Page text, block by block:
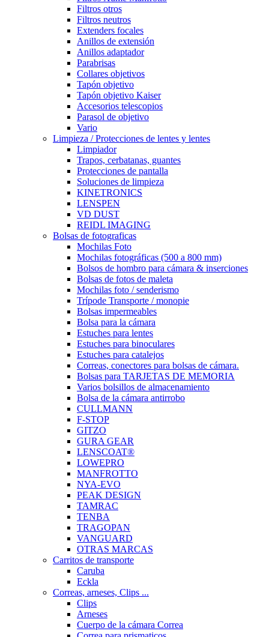
Filtros otros
Filtros neutros
Extenders focales
Anillos de extensión
Anillos adaptador
Parabrisas
Collares objetivos
Tapón objetivo
Tapón objetivo Kaiser
Accesorios telescopios
Parasol de objetivo
Vario
Limpieza / Protecciones de lentes y lentes
Limpiador
Trapos, cerbatanas, guantes
Protecciones de pantalla
Soluciones de limpieza
KINETRONICS
LENSPEN
VD DUST
REIDL IMAGING
Bolsas de fotograficas
Mochilas Foto
Mochilas fotográficas (500 a 800 mm)
Bolsos de hombro para cámara & inserciones
Bolsas de fotos de maleta
Mochilas foto / senderismo
Trípode Transporte / monopie
Bolsas impermeables
Bolsa para la cámara
Estuches para lentes
Estuches para binoculares
Estuches para catalejos
Correas, conectores para bolsas de cámara.
Bolsas para TARJETAS DE MEMORIA
Varios bolsillos de almacenamiento
Bolsa de la cámara antirrobo
CULLMANN
F-STOP
GITZO
GURA GEAR
LENSCOAT®
LOWEPRO
MANFROTTO
NYA-EVO
PEAK DESIGN
TAMRAC
TENBA
TRAGOPAN
VANGUARD
OTRAS MARCAS
Carritos de transporte
Caruba
Eckla
Correas, arneses, Clips ...
Clips
Arneses
Cuerpo de la cámara Correa